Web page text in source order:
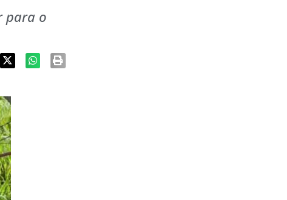
para o